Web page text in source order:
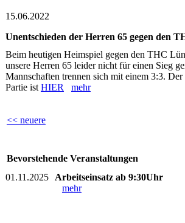
15.06.2022
Unentschieden der Herren 65 gegen den
Beim heutigen Heimspiel gegen den THC
unsere Herren 65 leider nicht für einen Sieg
Mannschaften trennen sich mit einem 3:3.
Partie ist HIER mehr
<< neuere
Bevorstehende Veranstaltungen
01.11.2025
Arbeitseinsatz ab 9:30Uhr
mehr